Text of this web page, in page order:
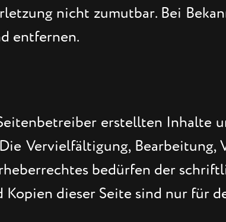
nicht zumutbar. Bei
entfernen.
erstellten Inhalte
Vervielfältigung,
bedürfen der
Kopien dieser Seite sind nur für